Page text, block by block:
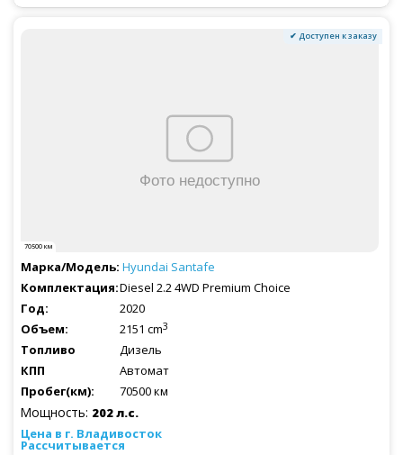
✔ Доступен к заказу
70500 км
Hyundai Santafe
Diesel 2.2 4WD Premium Choice
2020
2151 cm3
Дизель
Автомат
70500 км
Мощность: 202 л.с.
Рассчитывается